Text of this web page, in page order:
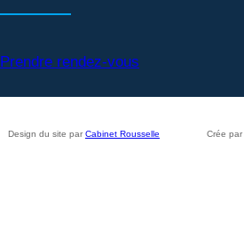
Prendre rendez-vous
Design du site par Cabinet Rousselle Crée par